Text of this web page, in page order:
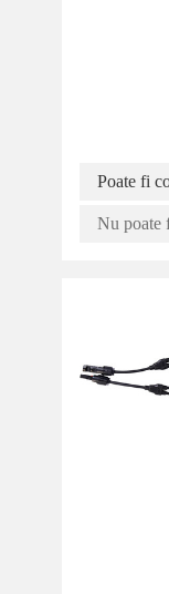
Poate fi
Nu poate